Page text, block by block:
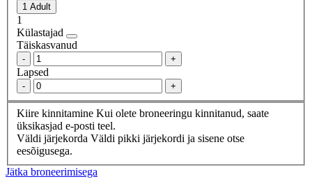
1
Külastajad
Täiskasvanud
- +
Lapsed
- +
Kiire kinnitamine Kui olete broneeringu kinnitanud, saate
üksikasjad e-posti teel.
Väldi järjekorda Väldi pikki järjekordi ja sisene otse
eesõigusega.
Jätka broneerimisega